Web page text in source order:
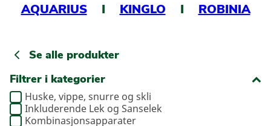
AQUARIUSI KINGLO I ROBINIA
Se alle produkter
Filtrer i kategorier
Huske, vippe, snurre og skli
Inkluderende Lek og Sanselek
Kombinasjonsapparater